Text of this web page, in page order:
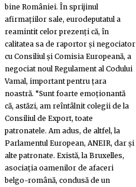
bine României. În sprijinul
afirmațiilor sale, eurodeputatul a
reamintit celor prezenți că, în
calitatea sa de raportor și negociator
cu Consiliul și Comisia Europeană, a
negociat noul Regulament al Codului
Vamal, important pentru țara
noastră. “Sunt foarte emoționantă
că, astăzi, am reîntâlnit colegii de la
Consiliul de Export, toate
patronatele. Am adus, de altfel, la
Parlamentul European, ANEIR, dar și
alte patronate. Există, la Bruxelles,
asociația oamenilor de afaceri
belgo-română, condusă de un